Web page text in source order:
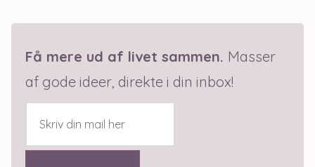
Få mere ud af livet sammen. Masser
af gode ideer, direkte i din inbox!